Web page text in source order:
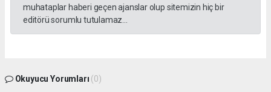
muhataplar haberi geçen ajanslar olup sitemizin hiç bir
editörü sorumlu tutulamaz...
Okuyucu Yorumları (0)